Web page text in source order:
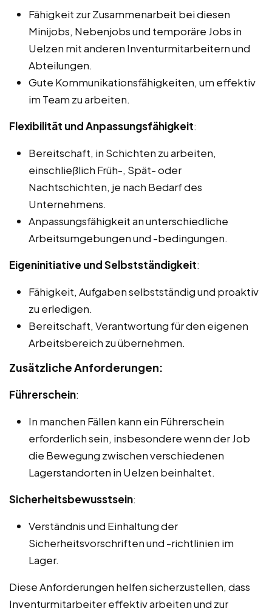
Fähigkeit zur Zusammenarbeit bei diesen
Minijobs, Nebenjobs und temporäre Jobs in
Uelzen mit anderen Inventurmitarbeitern und
Abteilungen.
Gute Kommunikationsfähigkeiten, um effektiv
im Team zu arbeiten.
Flexibilität und Anpassungsfähigkeit:
Bereitschaft, in Schichten zu arbeiten,
einschließlich Früh-, Spät- oder
Nachtschichten, je nach Bedarf des
Unternehmens.
Anpassungsfähigkeit an unterschiedliche
Arbeitsumgebungen und -bedingungen.
Eigeninitiative und Selbstständigkeit:
Fähigkeit, Aufgaben selbstständig und proaktiv
zu erledigen.
Bereitschaft, Verantwortung für den eigenen
Arbeitsbereich zu übernehmen.
Zusätzliche Anforderungen:
Führerschein:
In manchen Fällen kann ein Führerschein
erforderlich sein, insbesondere wenn der Job
die Bewegung zwischen verschiedenen
Lagerstandorten in Uelzen beinhaltet.
Sicherheitsbewusstsein:
Verständnis und Einhaltung der
Sicherheitsvorschriften und -richtlinien im
Lager.
Diese Anforderungen helfen sicherzustellen, dass
Inventurmitarbeiter effektiv arbeiten und zur